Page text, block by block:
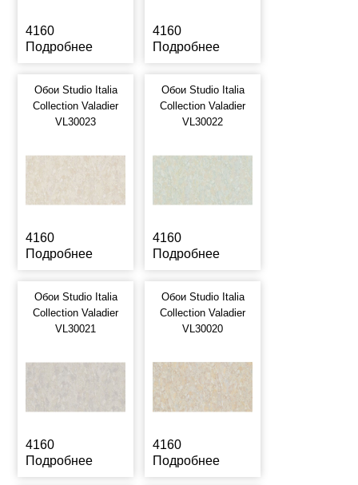
4160
Подробнее
4160
Подробнее
Обои Studio Italia
Collection Valadier
VL30023
4160
Подробнее
Обои Studio Italia
Collection Valadier
VL30022
4160
Подробнее
Обои Studio Italia
Collection Valadier
VL30021
4160
Подробнее
Обои Studio Italia
Collection Valadier
VL30020
4160
Подробнее